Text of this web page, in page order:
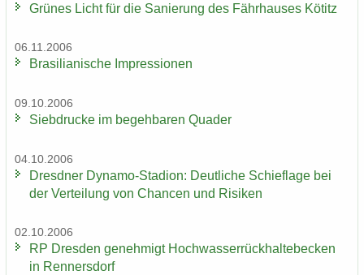
Grü­nes Licht für die Sa­nie­rung des Fähr­hau­ses Kö­titz
06.11.2006
Bra­si­lia­ni­sche Im­pres­sio­nen
09.10.2006
Sieb­dru­cke im be­geh­ba­ren Qua­der
04.10.2006
Dresd­ner Dynamo-​Stadion: Deut­li­che Schief­la­ge bei
der Ver­tei­lung von Chan­cen und Ri­si­ken
02.10.2006
RP Dres­den ge­neh­migt Hoch­was­ser­rück­hal­te­be­cken
in Ren­ners­dorf